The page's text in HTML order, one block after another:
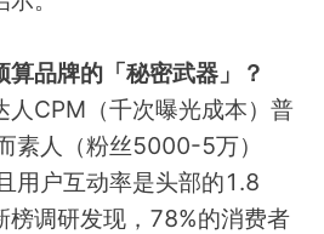
品牌的「秘密武器」？
人CPM（千次曝光成本）普
人（粉丝5000-5万）
用户互动率是头部的1.8
榜调研发现，78%的消费者